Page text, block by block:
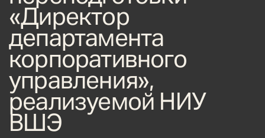
«Директор
департамента
корпоративного
управления»,
реализуемой НИУ
ВШЭ